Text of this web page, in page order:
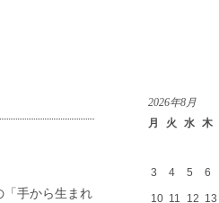
「手から生まれ
2026年8月
月
火 水 木
3 4 5 6
10 11 12 13